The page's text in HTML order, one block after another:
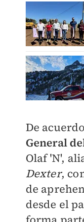
De
General
Olaf 'N',
Dexter,
de
desde el